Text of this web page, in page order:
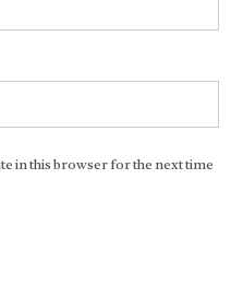
in this browser for the next time